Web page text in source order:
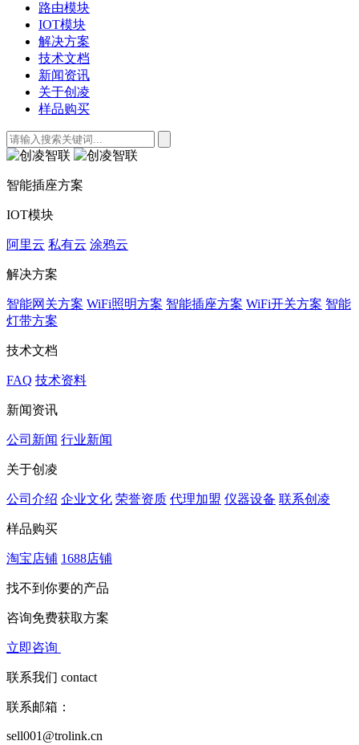
路由模块
IOT模块
解决方案
技术文档
新闻资讯
关于创凌
样品购买
智能插座方案
IOT模块
阿里云 私有云 涂鸦云
解决方案
智能网关方案 WiFi照明方案 智能插座方案 WiFi开关方案 智能
灯带方案
技术文档
FAQ 技术资料
新闻资讯
公司新闻 行业新闻
关于创凌
公司介绍 企业文化 荣誉资质 代理加盟 仪器设备 联系创凌
样品购买
淘宝店铺 1688店铺
找不到你要的产品
咨询免费获取方案
立即咨询
联系我们 contact
联系邮箱：
sell001@trolink.cn